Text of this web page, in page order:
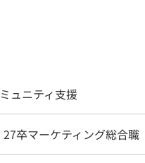
ュニティ支援
27卒マーケティング総合職